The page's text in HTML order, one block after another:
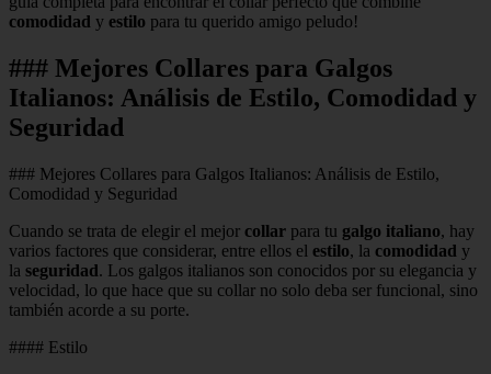
comodidad y estilo para tu querido amigo peludo!
### Mejores Collares para Galgos
Italianos: Análisis de Estilo, Comodidad y
Seguridad
### Mejores Collares para Galgos Italianos: Análisis de Estilo,
Comodidad y Seguridad
Cuando se trata de elegir el mejor collar para tu galgo italiano, hay
varios factores que considerar, entre ellos el estilo, la comodidad y
la seguridad. Los galgos italianos son conocidos por su elegancia y
velocidad, lo que hace que su collar no solo deba ser funcional, sino
también acorde a su porte.
#### Estilo